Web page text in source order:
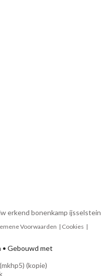
Voorwaarden | Cookies |
• Gebouwd met